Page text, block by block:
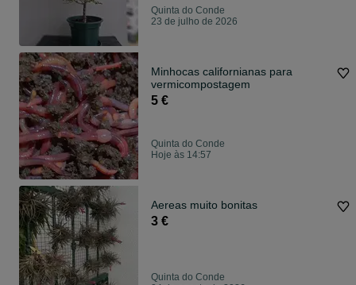
Quinta do Conde
23 de julho de 2026
Minhocas californianas para
vermicompostagem
5 €
Quinta do Conde
Hoje às 14:57
Aereas muito bonitas
3 €
Quinta do Conde